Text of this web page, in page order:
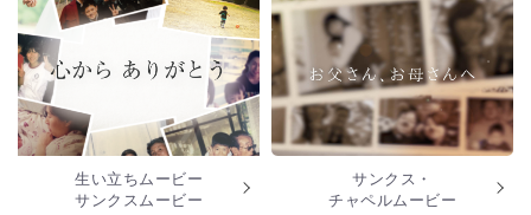
生い立ちムービー
サンクスムービー
サンクス・
チャペルムービー